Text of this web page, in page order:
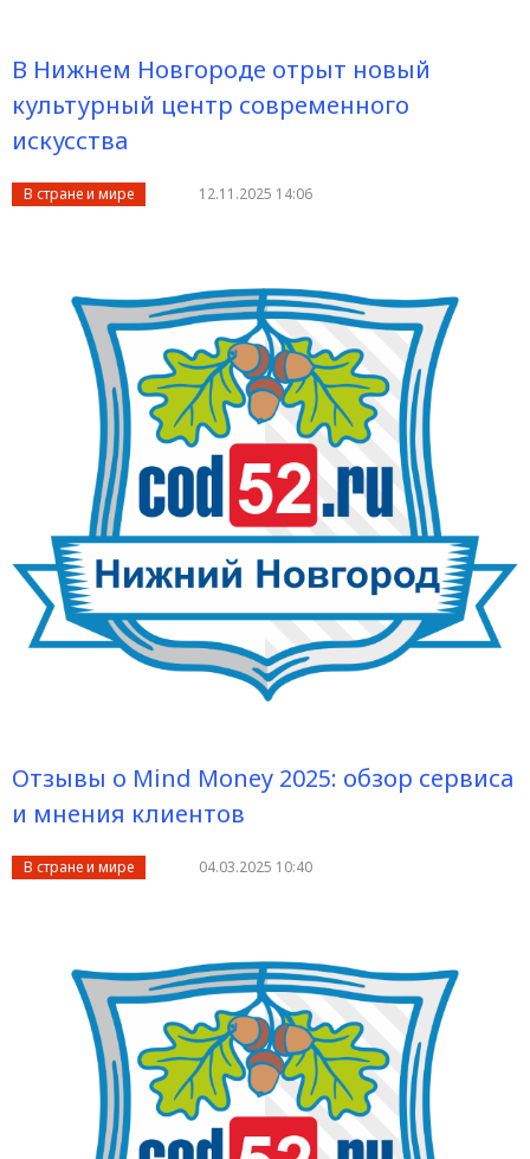
В Нижнем Новгороде отрыт новый
культурный центр современного
искусства
В стране и мире 12.11.2025 14:06
Отзывы о Mind Money 2025: обзор сервиса
и мнения клиентов
В стране и мире 04.03.2025 10:40